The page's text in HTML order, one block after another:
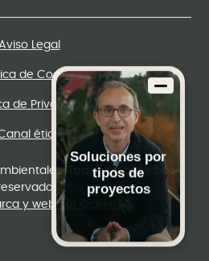
Todos los derechos
y web por Ocelot
Legal
de Cookies
de Privacidad
ético
Soluciones por
tipos de
proyectos